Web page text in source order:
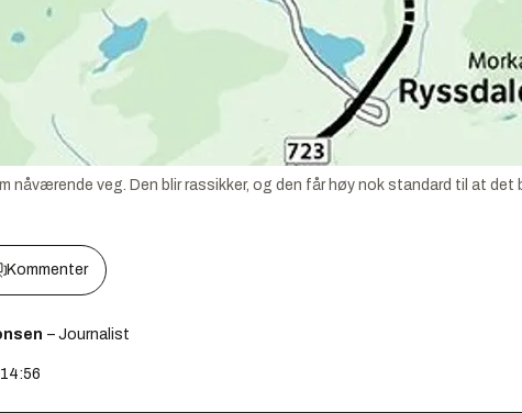
nåværende veg. Den blir rassikker, og den får høy nok standard til at det
Kommenter
– Journalist